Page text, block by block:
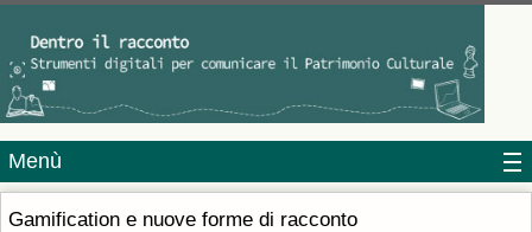
Menù
Gamification e nuove forme di racconto